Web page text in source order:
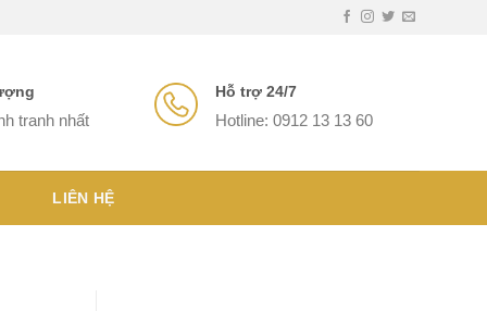
tranh nhất
Hỗ trợ 24/7
Hotline: 0912 13 13 60
LIÊN HỆ